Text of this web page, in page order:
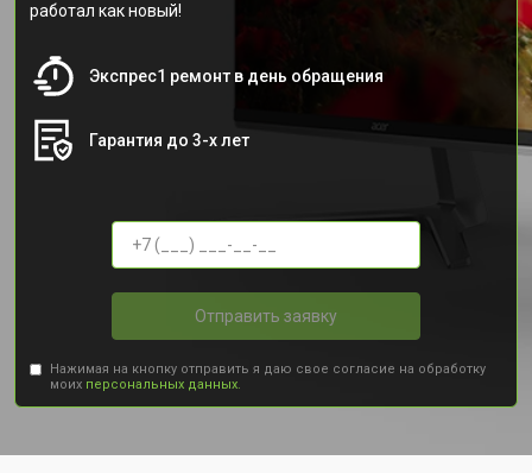
работал как новый!
Экспрес1 ремонт в день обращения
Гарантия до 3-х лет
Отправить заявку
Нажимая на кнопку отправить я даю свое согласие на обработку
моих персональных данных.